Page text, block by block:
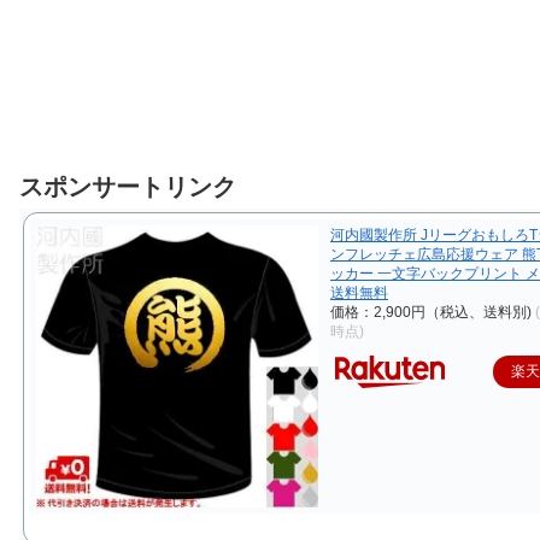
スポンサートリンク
河内國製作所 Jリーグおもしろ
ンフレッチェ広島応援ウェア
ッカー 一文字バックプリント
送料無料
価格：2,900円（税込、送料別)
時点)
楽